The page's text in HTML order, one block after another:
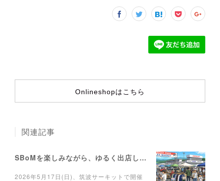
Onlineshopはこちら
関連記事
SBoMを楽しみながら、ゆるく出店しませんか？
2026年5月17日(日)、筑波サーキットで開催